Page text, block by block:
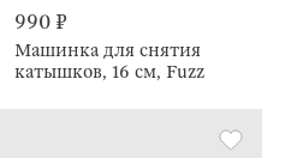
990 ₽
Машинка для снятия
катышков, 16 см, Fuzz